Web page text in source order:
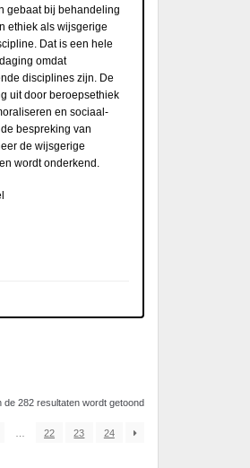
gebaat bij behandeling
ethiek als wijsgerige
Dat is een hele
omdat
disciplines zijn. De
uit door beroepsethiek
en sociaal­
bespreking van
de wijsgerige
wordt onderkend.
de 282 resultaten wordt getoond
22 23 24